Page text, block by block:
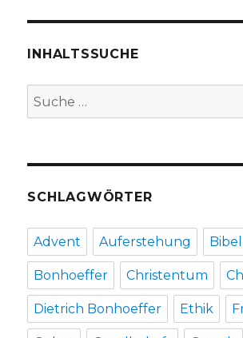
INHALTSSUCHE
Suche
nach:
SCHLAGWÖRTER
Advent Auferstehung Bibel
Bonhoeffer Christentum
Dietrich Bonhoeffer Ethik